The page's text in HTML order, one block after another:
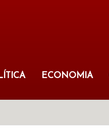
ECONOMIA